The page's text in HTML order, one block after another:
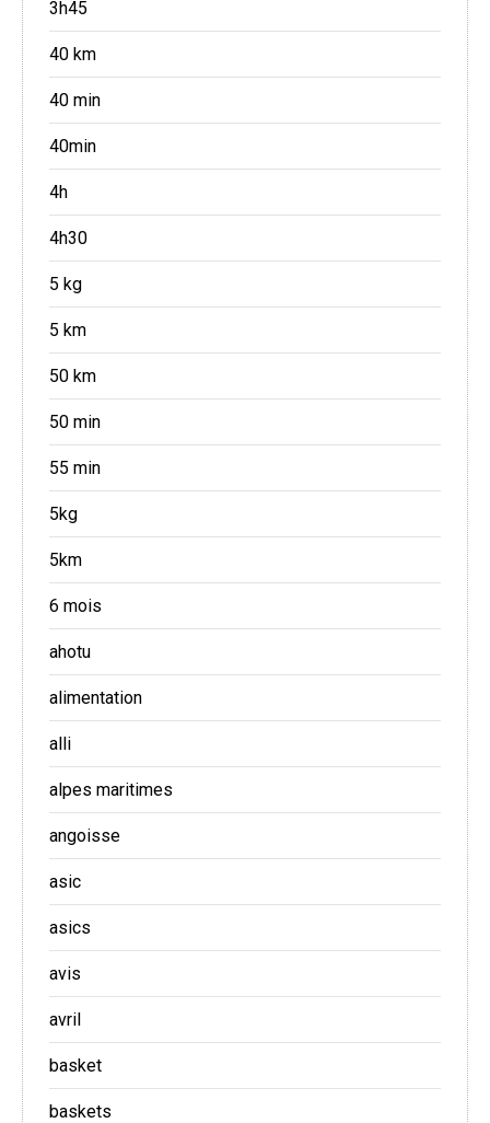
3h45
40 km
40 min
40min
4h
4h30
5 kg
5 km
50 km
50 min
55 min
5kg
5km
6 mois
ahotu
alimentation
alli
alpes maritimes
angoisse
asic
asics
avis
avril
basket
baskets